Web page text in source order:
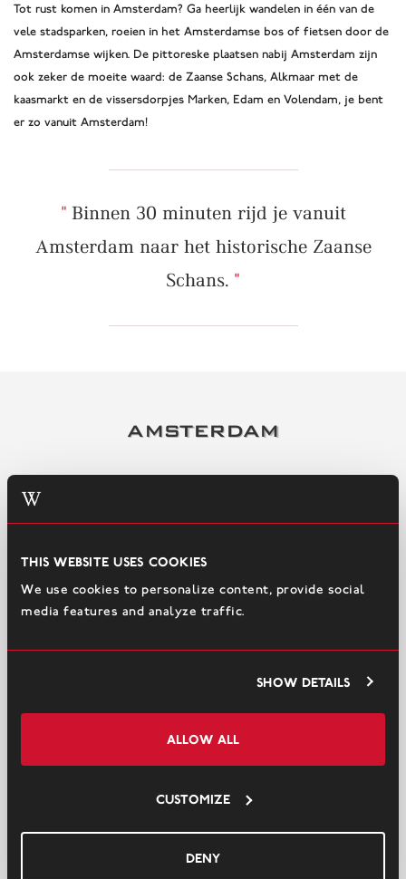
This website uses cookies
We use cookies to personalize content, provide social
media features and analyze traffic.
Show details
Allow all
Customize
Deny
Tot rust komen in Amsterdam? Ga heerlijk wandelen in één van de
vele stadsparken, roeien in het Amsterdamse bos of fietsen door de
Amsterdamse wijken. De pittoreske plaatsen nabij Amsterdam zijn
ook zeker de moeite waard: de Zaanse Schans, Alkmaar met de
kaasmarkt en de vissersdorpjes Marken, Edam en Volendam, je bent
er zo vanuit Amsterdam!
Binnen 30 minuten rijd je vanuit
Amsterdam naar het historische Zaanse
Schans.
AMSTERDAM